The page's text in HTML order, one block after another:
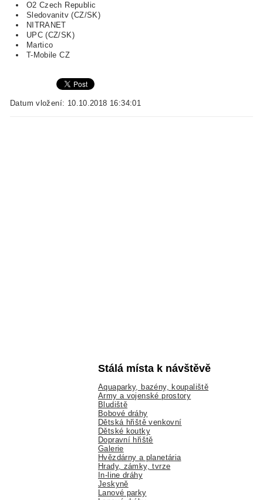
O2 Czech Republic
Sledovanitv (CZ/SK)
NITRANET
UPC (CZ/SK)
Martico
T-Mobile CZ
Datum vložení: 10.10.2018 16:34:01
Stálá místa k návštěvě
Aquaparky, bazény, koupaliště
Army a vojenské prostory
Bludiště
Bobové dráhy
Dětská hřiště venkovní
Dětské koutky
Dopravní hřiště
Galerie
Hvězdárny a planetária
Hrady, zámky, tvrze
In-line dráhy
Jeskyně
Lanové parky